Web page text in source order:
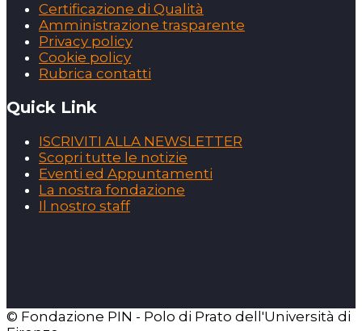
Certificazione di Qualità
Amministrazione trasparente
Privacy policy
Cookie policy
Rubrica contatti
Quick Link
ISCRIVITI ALLA NEWSLETTER
Scopri tutte le notizie
Eventi ed Appuntamenti
La nostra fondazione
Il nostro staff
© Fondazione PIN - Polo di Prato dell'Università di